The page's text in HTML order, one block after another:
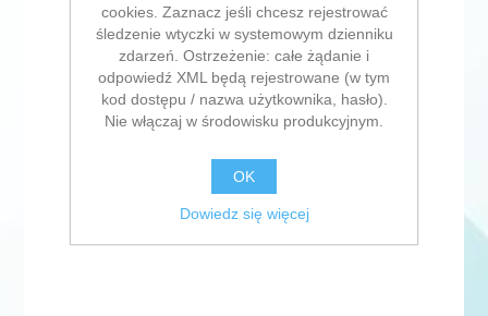
cookies. Zaznacz jeśli chcesz rejestrować
śledzenie wtyczki w systemowym dzienniku
zdarzeń. Ostrzeżenie: całe żądanie i
odpowiedź XML będą rejestrowane (w tym
kod dostępu / nazwa użytkownika, hasło).
Nie włączaj w środowisku produkcyjnym.
OK
Dowiedz się więcej